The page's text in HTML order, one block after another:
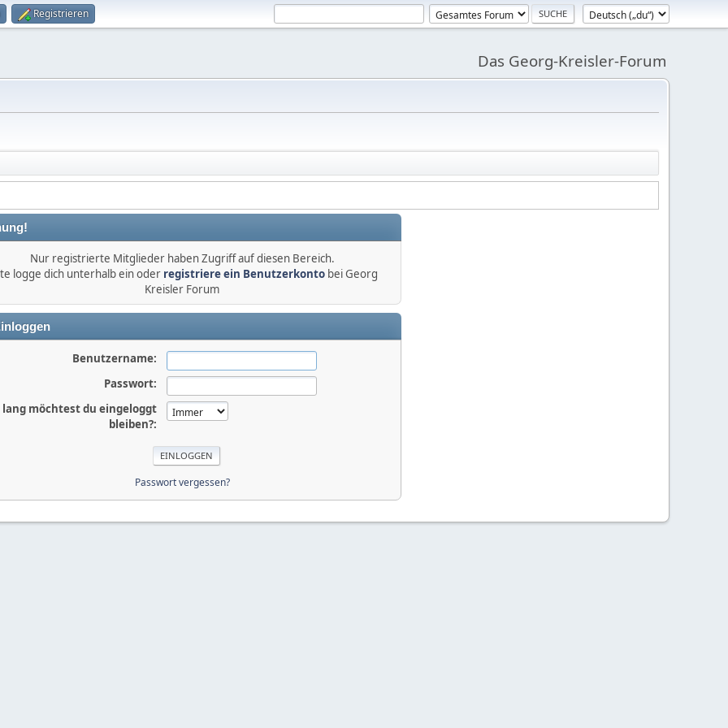
Registrieren
Das Georg-Kreisler-Forum
Nur registrierte Mitglieder haben Zugriff auf diesen Bereich.
logge dich unterhalb ein oder registriere ein Benutzerkonto bei Georg
Kreisler Forum
Benutzername:
Passwort:
lang möchtest du eingeloggt
bleiben?:
Passwort vergessen?